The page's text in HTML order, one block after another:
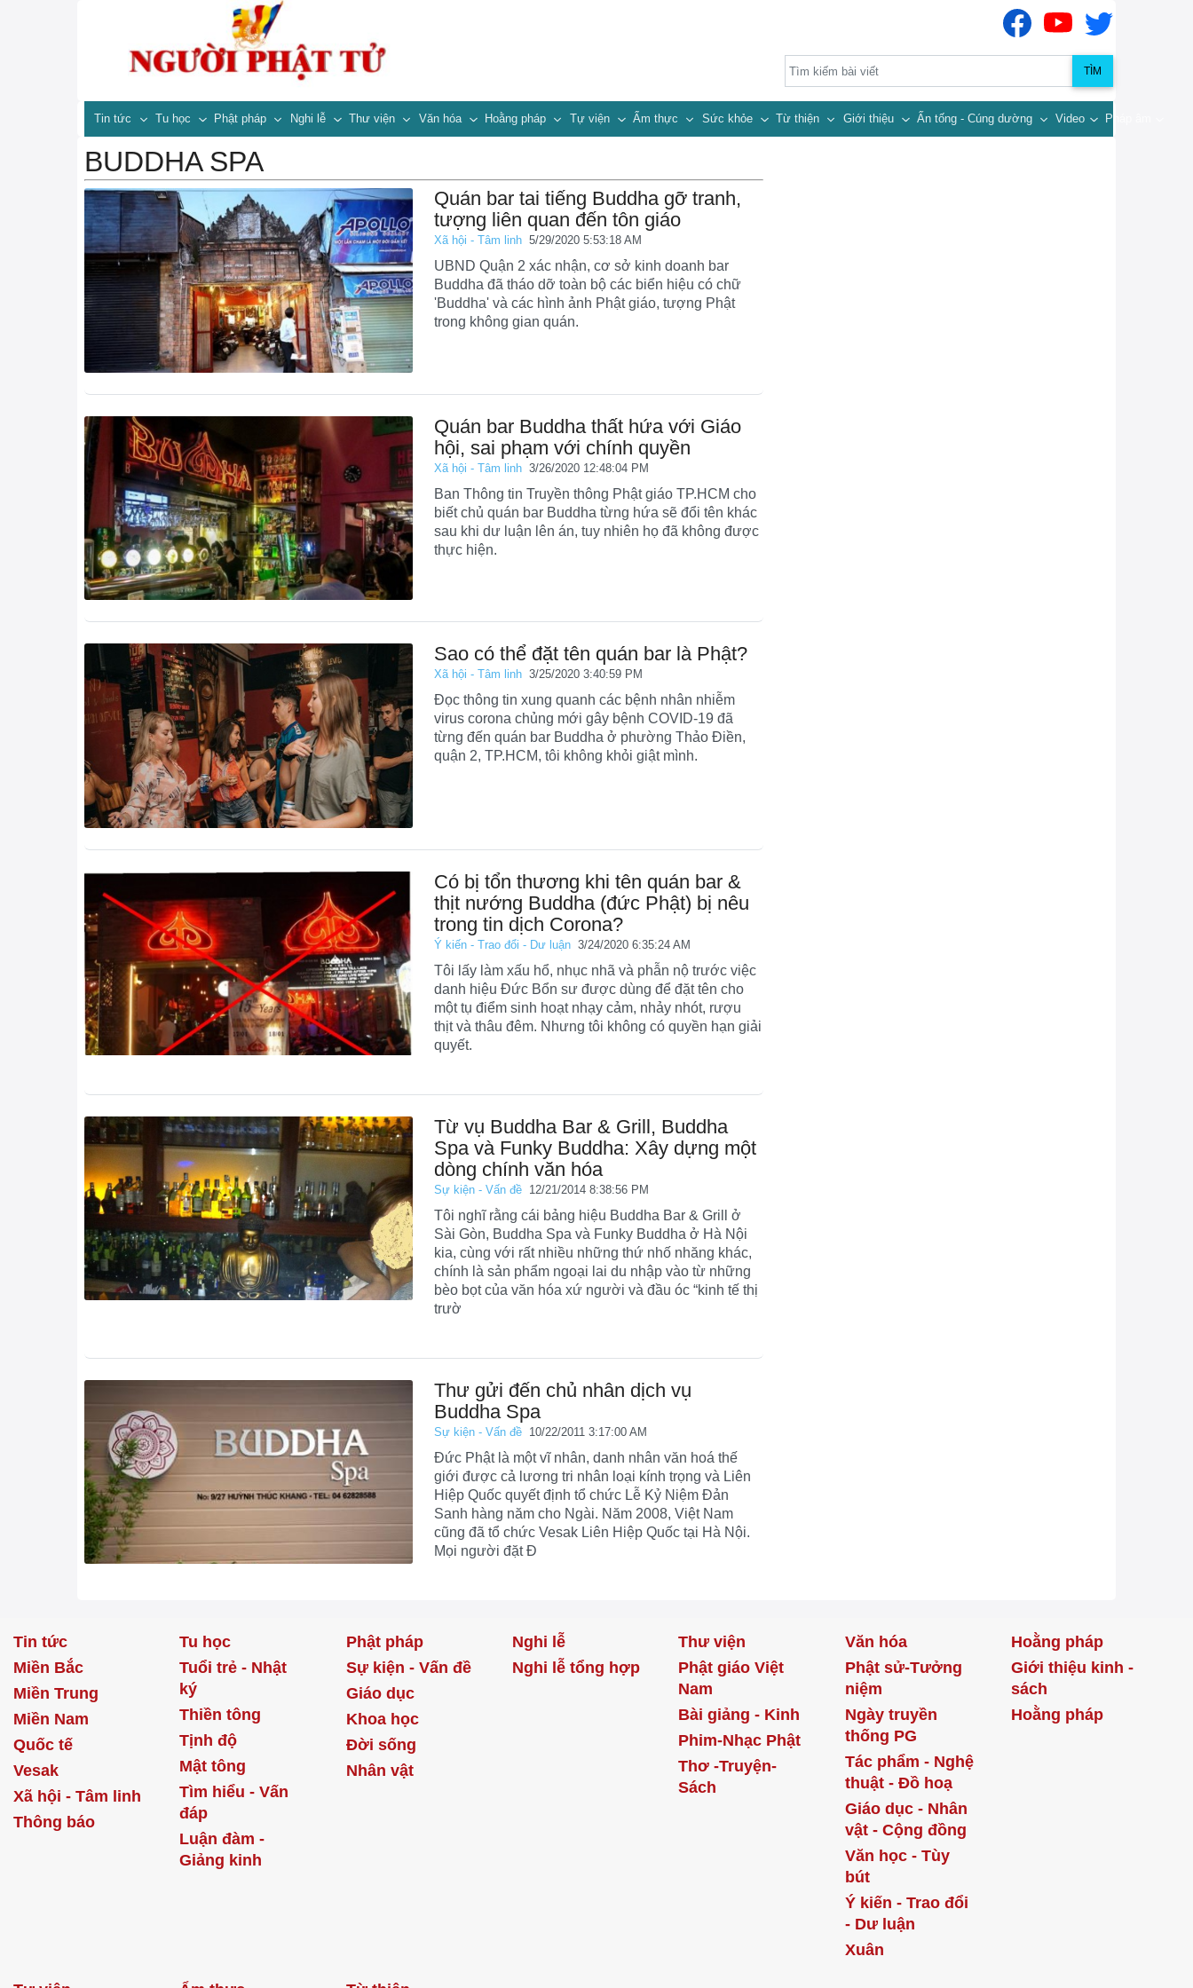
TÌM
Tin tức Tu học Phật pháp Nghi lễ Thư viện Văn hóa Hoằng pháp Tự viện Ẩm thực Sức khỏe Từ thiện Giới thiệu Ấn tống - Cúng dường Video Pháp âm
BUDDHA SPA
Quán bar tai tiếng Buddha gỡ tranh,
tượng liên quan đến tôn giáo
Xã hội - Tâm linh 5/29/2020 5:53:18 AM
UBND Quận 2 xác nhận, cơ sở kinh doanh bar
Buddha đã tháo dỡ toàn bộ các biển hiệu có chữ
'Buddha' và các hình ảnh Phật giáo, tượng Phật
trong không gian quán.
Quán bar Buddha thất hứa với Giáo
hội, sai phạm với chính quyền
Xã hội - Tâm linh 3/26/2020 12:48:04 PM
Ban Thông tin Truyền thông Phật giáo TP.HCM cho
biết chủ quán bar Buddha từng hứa sẽ đổi tên khác
sau khi dư luận lên án, tuy nhiên họ đã không được
thực hiện.
Sao có thể đặt tên quán bar là Phật?
Xã hội - Tâm linh 3/25/2020 3:40:59 PM
Đọc thông tin xung quanh các bệnh nhân nhiễm
virus corona chủng mới gây bệnh COVID-19 đã
từng đến quán bar Buddha ở phường Thảo Điền,
quận 2, TP.HCM, tôi không khỏi giật mình.
Có bị tổn thương khi tên quán bar &
thịt nướng Buddha (đức Phật) bị nêu
trong tin dịch Corona?
Ý kiến - Trao đổi - Dư luận 3/24/2020 6:35:24 AM
Tôi lấy làm xấu hổ, nhục nhã và phẫn nộ trước việc
danh hiệu Đức Bổn sư được dùng để đặt tên cho
một tụ điểm sinh hoạt nhạy cảm, nhảy nhót, rượu
thịt và thâu đêm. Nhưng tôi không có quyền hạn giải
quyết.
Từ vụ Buddha Bar & Grill, Buddha
Spa và Funky Buddha: Xây dựng một
dòng chính văn hóa
Sự kiện - Vấn đề 12/21/2014 8:38:56 PM
Tôi nghĩ rằng cái bảng hiệu Buddha Bar & Grill ở
Sài Gòn, Buddha Spa và Funky Buddha ở Hà Nội
kia, cùng với rất nhiều những thứ nhố nhăng khác,
chính là sản phẩm ngoại lai du nhập vào từ những
bèo bọt của văn hóa xứ người và đầu óc “kinh tế thị
trườ
Thư gửi đến chủ nhân dịch vụ
Buddha Spa
Sự kiện - Vấn đề 10/22/2011 3:17:00 AM
Đức Phật là một vĩ nhân, danh nhân văn hoá thế
giới được cả lương tri nhân loại kính trọng và Liên
Hiệp Quốc quyết định tổ chức Lễ Kỷ Niệm Đản
Sanh hàng năm cho Ngài. Năm 2008, Việt Nam
cũng đã tổ chức Vesak Liên Hiệp Quốc tại Hà Nội.
Mọi người đặt Đ
Tin tức
Miền Bắc
Miền Trung
Miền Nam
Quốc tế
Vesak
Xã hội - Tâm linh
Thông báo
Tu học
Tuổi trẻ - Nhật
ký
Thiền tông
Tịnh độ
Mật tông
Tìm hiểu - Vấn
đáp
Luận đàm -
Giảng kinh
Phật pháp
Sự kiện - Vấn đề
Giáo dục
Khoa học
Đời sống
Nhân vật
Nghi lễ
Nghi lễ tổng hợp
Thư viện
Phật giáo Việt
Nam
Bài giảng - Kinh
Phim-Nhạc Phật
Thơ -Truyện-
Sách
Văn hóa
Phật sử-Tưởng
niệm
Ngày truyền
thống PG
Tác phẩm - Nghệ
thuật - Đồ hoạ
Giáo dục - Nhân
vật - Cộng đồng
Văn học - Tùy
bút
Ý kiến - Trao đổi
- Dư luận
Xuân
Hoằng pháp
Giới thiệu kinh -
sách
Hoằng pháp